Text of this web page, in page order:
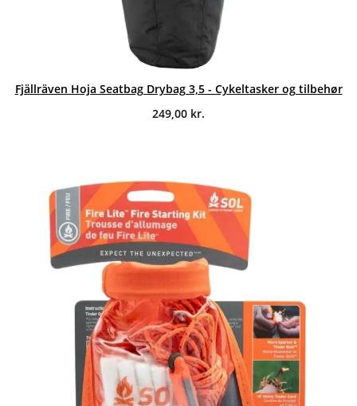
Fjällräven Hoja Seatbag Drybag 3,5 - Cykeltasker og tilbehør
249,00 kr.